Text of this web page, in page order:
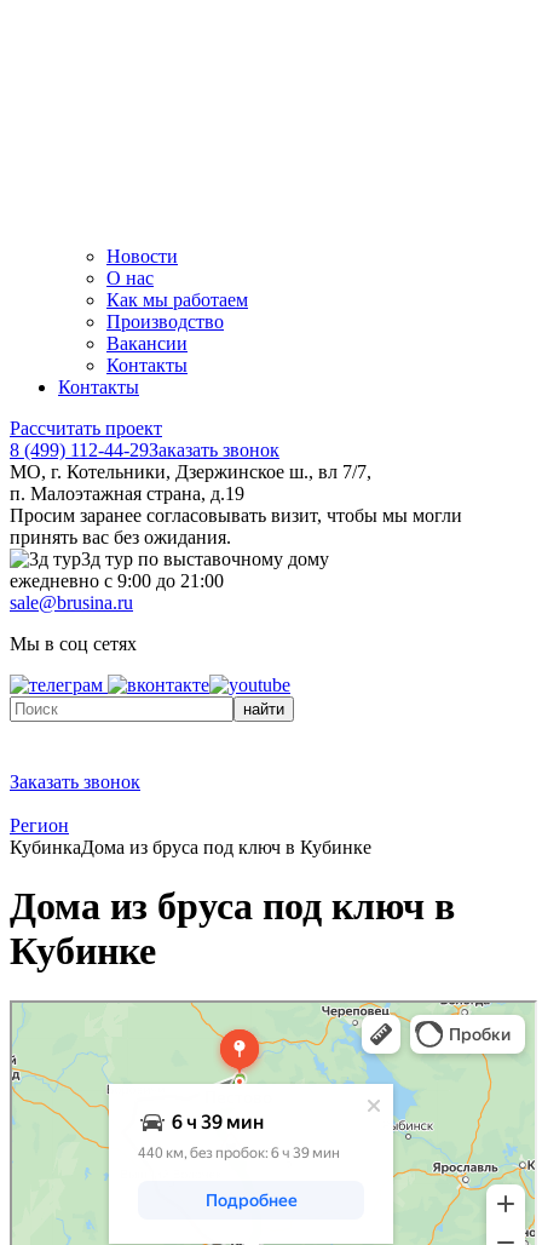
Новости
О нас
Как мы работаем
Производство
Вакансии
Контакты
Контакты
Рассчитать проект
8 (499) 112-44-29Заказать звонок
МО, г. Котельники, Дзержинское ш., вл 7/7,
п. Малоэтажная страна, д.19
Просим заранее согласовывать визит, чтобы мы могли
принять вас без ожидания.
3д тур по выставочному дому
ежедневно с 9:00 до 21:00
sale@brusina.ru
Мы в соц сетях
найти
Заказать звонок
Регион
КубинкаДома из бруса под ключ в Кубинке
Дома из бруса под ключ в
Кубинке